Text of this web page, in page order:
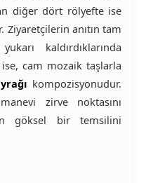
diğer dört rölyefte ise
Ziyaretçilerin anıtın tam
kaldırdıklarında
ise, cam mozaik taşlarla
kompozisyonudur.
zirve noktasını
göksel bir temsilini